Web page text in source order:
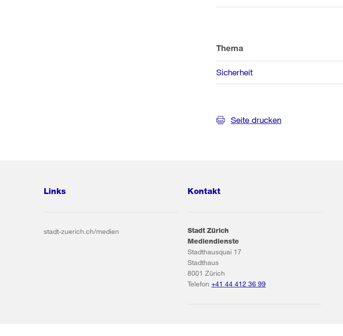
Thema
Sicherheit
Seite drucken
Links
stadt-zuerich.ch/medien
Kontakt
Stadt Zürich
Mediendienste
Stadthausquai 17
Stadthaus
8001 Zürich
Telefon +41 44 412 36 99